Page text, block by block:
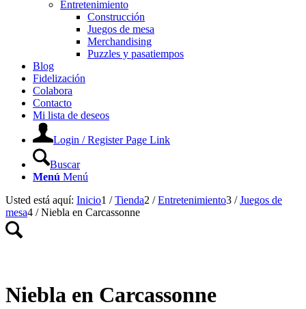
Entretenimiento
Construcción
Juegos de mesa
Merchandising
Puzzles y pasatiempos
Blog
Fidelización
Colabora
Contacto
Mi lista de deseos
Login / Register Page Link
Buscar
Menú Menú
Usted está aquí: Inicio1 / Tienda2 / Entretenimiento3 / Juegos de
mesa4 / Niebla en Carcassonne
Niebla en Carcassonne